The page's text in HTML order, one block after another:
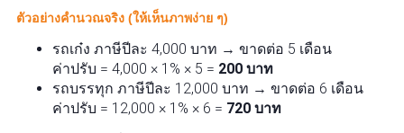
ตัวอย่างคำนวณจริง (ให้เห็นภาพง่าย ๆ)
รถเก๋ง ภาษีปีละ 4,000 บาท → ขาดต่อ 5 เดือน
ค่าปรับ = 4,000 × 1% × 5 = 200 บาท
รถบรรทุก ภาษีปีละ 12,000 บาท → ขาดต่อ 6 เดือน
ค่าปรับ = 12,000 × 1% × 6 = 720 บาท